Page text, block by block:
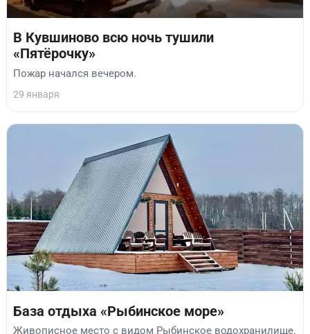
В Кувшиново всю ночь тушили
«Пятёрочку»
Пожар начался вечером.
29 января
База отдыха «Рыбинское море»
Живописное место с видом Рыбинское водохранилище.